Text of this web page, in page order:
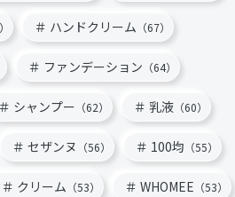
ハンドクリーム （67）
ファンデーション （64）
シャンプー （62） 乳液（60）
セザンヌ （56） 100均 （55）
クリーム （53） WHOMEE （53）